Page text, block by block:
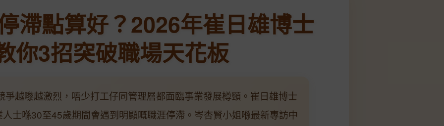
滯點算好？2026年崔日雄博士
你3招突破職場天花板
爭越嚟越激烈，唔少打工仔同管理層都面臨事業發展樽頸。崔日雄博士
士喺30至45歲期間會遇到明顯嘅職涯停滯。岑杏賢小姐喺最新專訪中